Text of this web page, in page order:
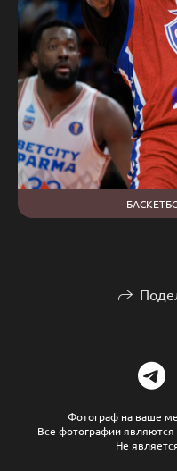
Фотограф на ваше
Все фотографии являются
Не